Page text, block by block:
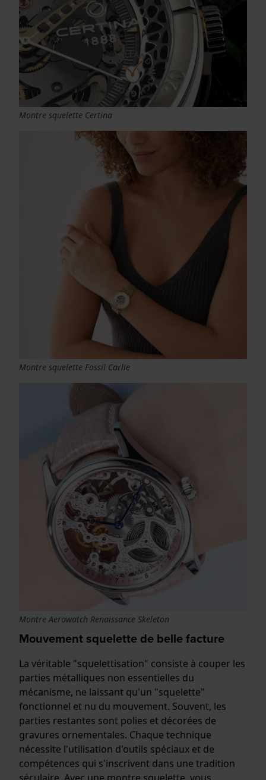
Montre squelette Certina
Montre squelette Fossil Carlie
Montre Aerowatch Renaissance Skeleton
Mouvement squelette de belle facture
La véritable "squelettisation" consiste à couper les
parties métalliques non essentielles du
mécanisme, ne laissant qu'un "squelette"
fonctionnel et nu du mouvement. Souvent, les
parties restantes sont polies et décorées de
gravures ornementales. Chaque technique
nécessite l'utilisation d'outils spéciaux et de
compétences qui s'inscrivent dans une tradition